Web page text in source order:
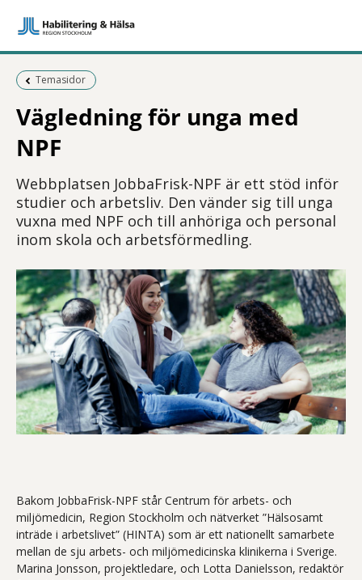
Föregående sida:
Temasidor
Vägledning för unga med
NPF
Webbplatsen JobbaFrisk-NPF är ett stöd inför
studier och arbetsliv. Den vänder sig till unga
vuxna med NPF och till anhöriga och personal
inom skola och arbetsförmedling.
Bakom JobbaFrisk-NPF står Centrum för arbets- och
miljömedicin, Region Stockholm och nätverket ”Hälsosamt
inträde i arbetslivet” (HINTA) som är ett nationellt samarbete
mellan de sju arbets- och miljömedicinska klinikerna i Sverige.
Marina Jonsson, projektledare, och Lotta Danielsson, redaktör